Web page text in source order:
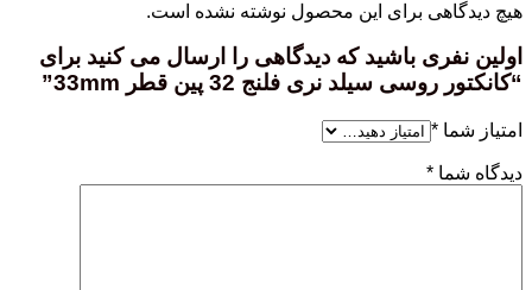
هیچ دیدگاهی برای این محصول نوشته نشده است.
اولین نفری باشید که دیدگاهی را ارسال می کنید برای
“کانکتور روسی سیلد نری فلنج 32 پین قطر 33mm”
امتیاز شما *
دیدگاه شما *